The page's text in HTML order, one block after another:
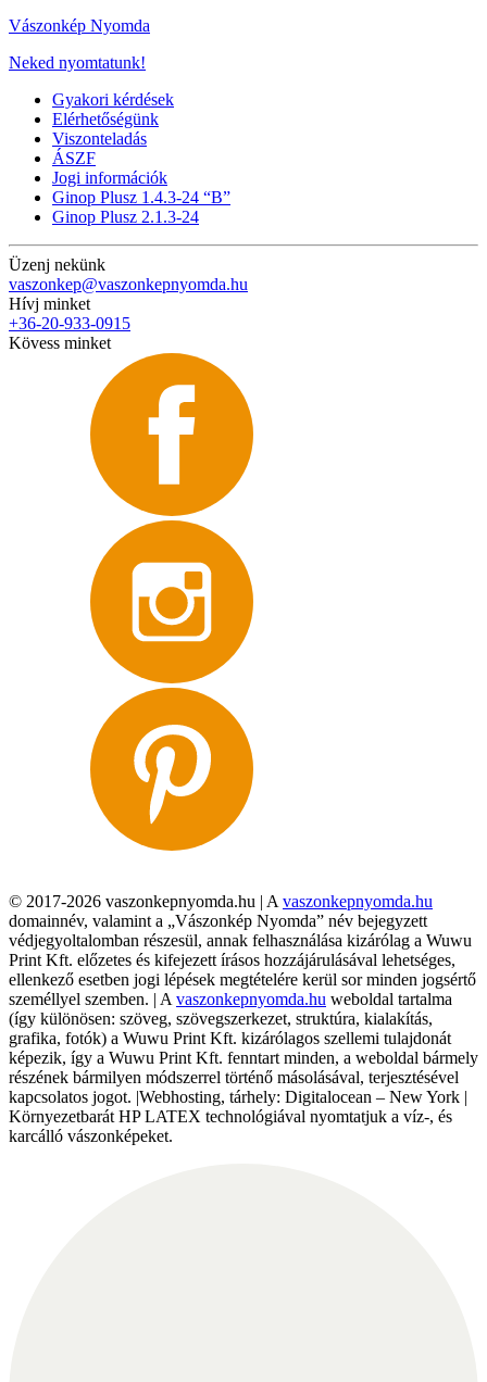
Vászonkép Nyomda
Neked nyomtatunk!
Gyakori kérdések
Elérhetőségünk
Viszonteladás
ÁSZF
Jogi információk
Ginop Plusz 1.4.3-24 “B”
Ginop Plusz 2.1.3-24
Üzenj nekünk
vaszonkep@vaszonkepnyomda.hu
Hívj minket
+36-20-933-0915
Kövess minket
© 2017-2026 vaszonkepnyomda.hu | A vaszonkepnyomda.hu
domainnév, valamint a „Vászonkép Nyomda” név bejegyzett
védjegyoltalomban részesül, annak felhasználása kizárólag a Wuwu
Print Kft. előzetes és kifejezett írásos hozzájárulásával lehetséges,
ellenkező esetben jogi lépések megtételére kerül sor minden jogsértő
személlyel szemben. | A vaszonkepnyomda.hu weboldal tartalma
(így különösen: szöveg, szövegszerkezet, struktúra, kialakítás,
grafika, fotók) a Wuwu Print Kft. kizárólagos szellemi tulajdonát
képezik, így a Wuwu Print Kft. fenntart minden, a weboldal bármely
részének bármilyen módszerrel történő másolásával, terjesztésével
kapcsolatos jogot. |Webhosting, tárhely: Digitalocean – New York |
Környezetbarát HP LATEX technológiával nyomtatjuk a víz-, és
karcálló vászonképeket.